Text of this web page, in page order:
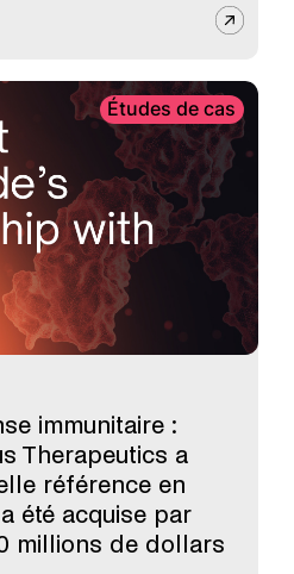
Études de cas
immunitaire :
Therapeutics a
référence en
été acquise par
millions de dollars